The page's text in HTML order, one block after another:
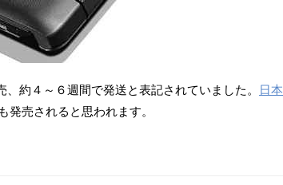
約４～６週間で発送と表記されていました。
日本
発売されると思われます。